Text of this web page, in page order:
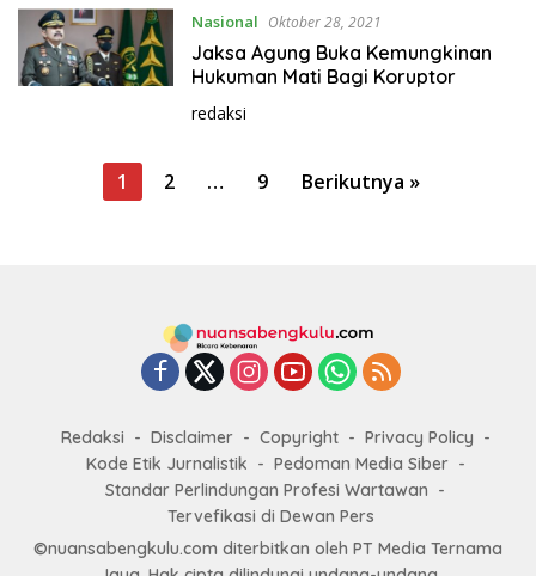
Nasional Oktober 28, 2021
Jaksa Agung Buka Kemungkinan
Hukuman Mati Bagi Koruptor
redaksi
1 2 … 9 Berikutnya »
Redaksi Disclaimer Copyright
Privacy Policy
Kode Etik Jurnalistik
Pedoman Media Siber
Standar Perlindungan Profesi Wartawan
Tervefikasi di Dewan Pers
©nuansabengkulu.com diterbitkan oleh PT Media Ternama